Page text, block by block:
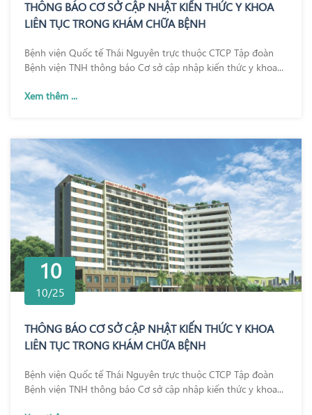
THÔNG BÁO CƠ SỞ CẬP NHẬT KIẾN THỨC Y KHOA
LIÊN TỤC TRONG KHÁM CHỮA BỆNH
Bệnh viện Quốc tế Thái Nguyên trực thuộc CTCP Tập đoàn
Bệnh viện TNH thông báo Cơ sở cập nhập kiến thức y khoa...
Xem thêm ...
10
10/25
THÔNG BÁO CƠ SỞ CẬP NHẬT KIẾN THỨC Y KHOA
LIÊN TỤC TRONG KHÁM CHỮA BỆNH
Bệnh viện Quốc tế Thái Nguyên trực thuộc CTCP Tập đoàn
Bệnh viện TNH thông báo Cơ sở cập nhập kiến thức y khoa...